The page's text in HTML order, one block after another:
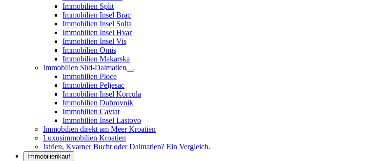
Immobilien Split
Immobilien Insel Brac
Immobilien Insel Solta
Immobilien Insel Hvar
Immobilien Insel Vis
Immobilien Omis
Immobilien Makarska
Immobilien Süd-Dalmatien
Immobilien Ploce
Immobilien Peljesac
Immobilien Insel Korcula
Immobilien Dubrovnik
Immobilien Cavtat
Immobilien Insel Lastovo
Immobilien direkt am Meer Kroatien
Luxusimmobilien Kroatien
Istrien, Kvarner Bucht oder Dalmatien? Ein Vergleich.
Immobilienkauf